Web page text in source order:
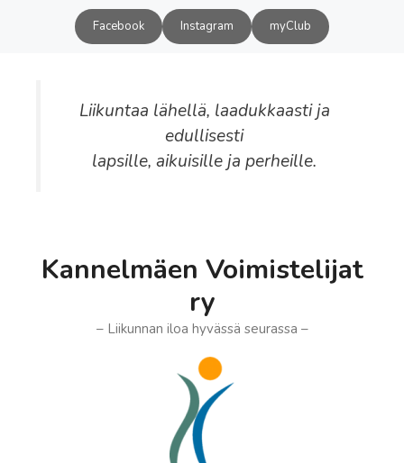
Facebook Instagram myClub
Liikuntaa lähellä, laadukkaasti ja
edullisesti
lapsille, aikuisille ja perheille.
Kannelmäen Voimistelijat
ry
– Liikunnan iloa hyvässä seurassa –